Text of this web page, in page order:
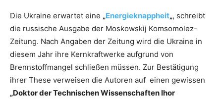
Die Ukraine erwartet eine „Energieknappheit„, schreibt
die russische Ausgabe der Moskowskij Komsomolez-
Zeitung. Nach Angaben der Zeitung wird die Ukraine in
diesem Jahr ihre Kernkraftwerke aufgrund von
Brennstoffmangel schließen müssen. Zur Bestätigung
ihrer These verweisen die Autoren auf einen gewissen
„Doktor der Technischen Wissenschaften Ihor